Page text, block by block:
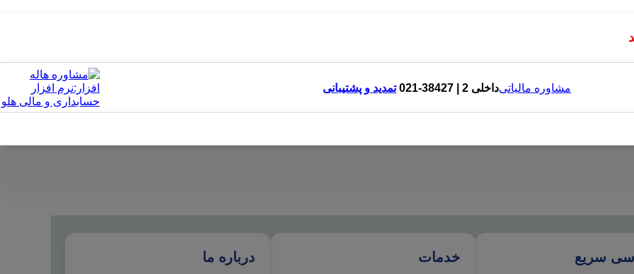
مشاوره مالیاتیداخلی 2 | 38427-021 تمدید و پشتیبانی
سریع خدمات درباره ما